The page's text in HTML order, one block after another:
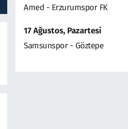
Amed - Erzurumspor FK
17 Ağustos, Pazartesi
Samsunspor - Göztepe